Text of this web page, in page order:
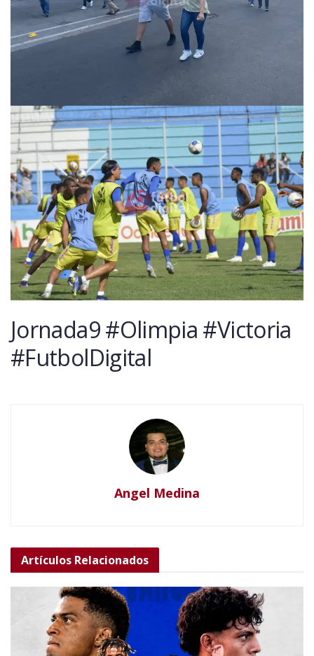
Jornada9 #Olimpia #Victoria
#FutbolDigital
Angel Medina
Artículos Relacionados